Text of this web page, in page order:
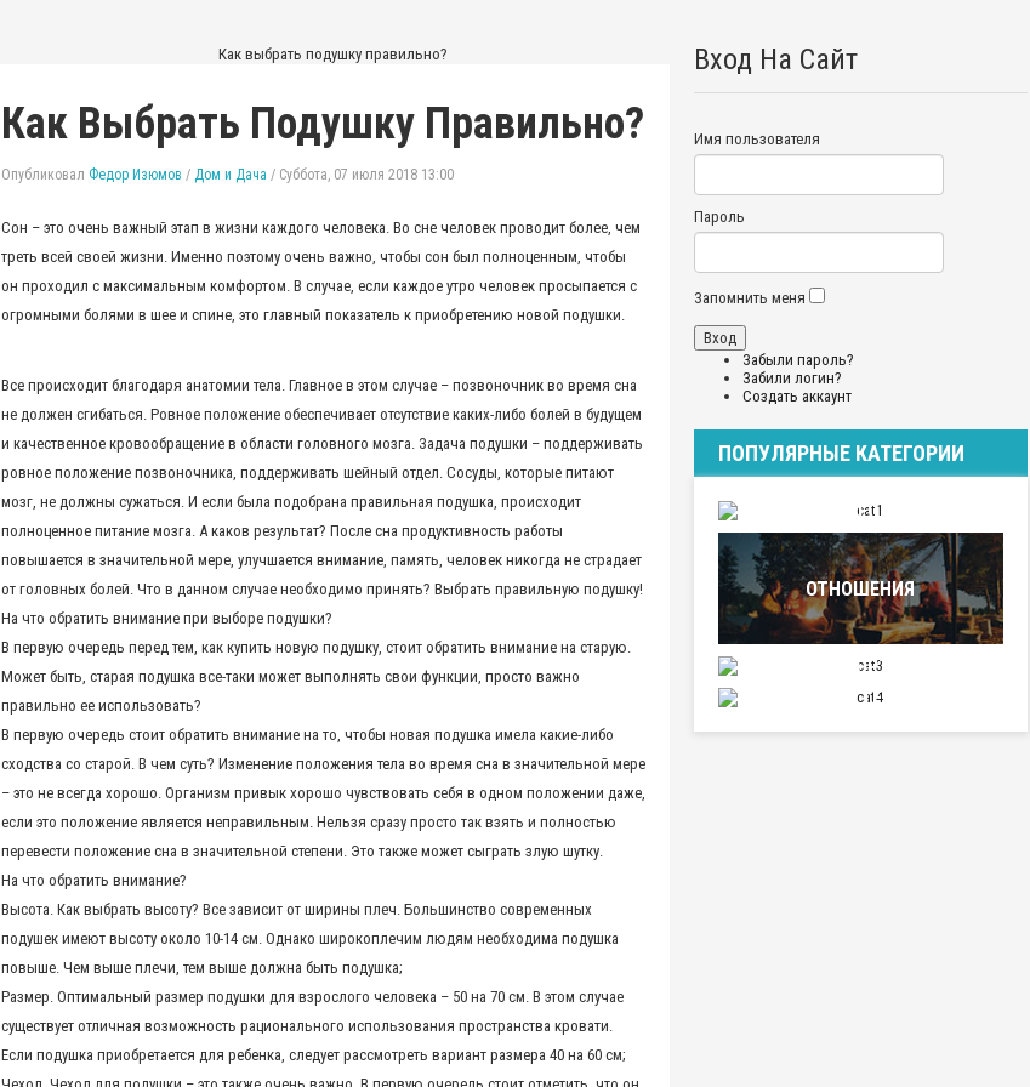
Как Выбрать Подушку Правильно?
Опубликовал Федор Изюмов / Дом и Дача /Суббота, 07 июля 2018 13:00
Сон – это очень важный этап в жизни каждого человека. Во сне человек проводит более, чем
треть всей своей жизни. Именно поэтому очень важно, чтобы сон был полноценным, чтобы
он проходил с максимальным комфортом. В случае, если каждое утро человек просыпается с
огромными болями в шее и спине, это главный показатель к приобретению новой подушки.
Все происходит благодаря анатомии тела. Главное в этом случае – позвоночник во время сна
не должен сгибаться. Ровное положение обеспечивает отсутствие каких-либо болей в будущем
и качественное кровообращение в области головного мозга. Задача подушки – поддерживать
ровное положение позвоночника, поддерживать шейный отдел. Сосуды, которые питают
мозг, не должны сужаться. И если была подобрана правильная подушка, происходит
полноценное питание мозга. А каков результат? После сна продуктивность работы
повышается в значительной мере, улучшается внимание, память, человек никогда не страдает
от головных болей. Что в данном случае необходимо принять? Выбрать правильную подушку!
На что обратить внимание при выборе подушки?
В первую очередь перед тем, как купить новую подушку, стоит обратить внимание на старую.
Может быть, старая подушка все-таки может выполнять свои функции, просто важно
правильно ее использовать?
В первую очередь стоит обратить внимание на то, чтобы новая подушка имела какие-либо
сходства со старой. В чем суть? Изменение положения тела во время сна в значительной мере
– это не всегда хорошо. Организм привык хорошо чувствовать себя в одном положении даже,
если это положение является неправильным. Нельзя сразу просто так взять и полностью
перевести положение сна в значительной степени. Это также может сыграть злую шутку.
На что обратить внимание?
Высота. Как выбрать высоту? Все зависит от ширины плеч. Большинство современных
подушек имеют высоту около 10-14 см. Однако широкоплечим людям необходима подушка
повыше. Чем выше плечи, тем выше должна быть подушка;
Размер. Оптимальный размер подушки для взрослого человека – 50 на 70 см. В этом случае
существует отличная возможность рационального использования пространства кровати.
Если подушка приобретается для ребенка, следует рассмотреть вариант размера 40 на 60 см;
Вход На Сайт
Имя пользователя
Пароль
Запомнить меня
Забыли пароль?
Забили логин?
Создать аккаунт
ПОПУЛЯРНЫЕ КАТЕГОРИИ
ПУТЕШЕСТВИЯ
ОТНОШЕНИЯ
СПОРТ
НАУКА И ТЕХНИКА